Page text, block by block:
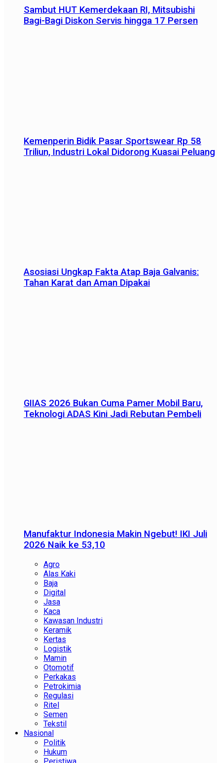
Sambut HUT Kemerdekaan RI, Mitsubishi
Bagi-Bagi Diskon Servis hingga 17 Persen
Kemenperin Bidik Pasar Sportswear Rp 58
Triliun, Industri Lokal Didorong Kuasai Peluang
Asosiasi Ungkap Fakta Atap Baja Galvanis:
Tahan Karat dan Aman Dipakai
GIIAS 2026 Bukan Cuma Pamer Mobil Baru,
Teknologi ADAS Kini Jadi Rebutan Pembeli
Manufaktur Indonesia Makin Ngebut! IKI Juli
2026 Naik ke 53,10
Agro
Alas Kaki
Baja
Digital
Jasa
Kaca
Kawasan Industri
Keramik
Kertas
Logistik
Mamin
Otomotif
Perkakas
Petrokimia
Regulasi
Ritel
Semen
Tekstil
Nasional
Politik
Hukum